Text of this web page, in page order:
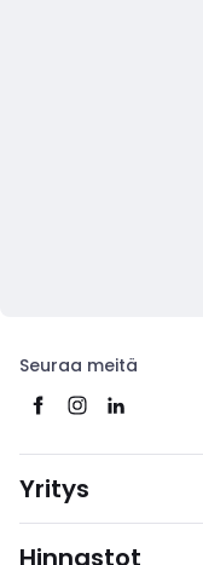
Seuraa meitä
Yritys
Hinnastot